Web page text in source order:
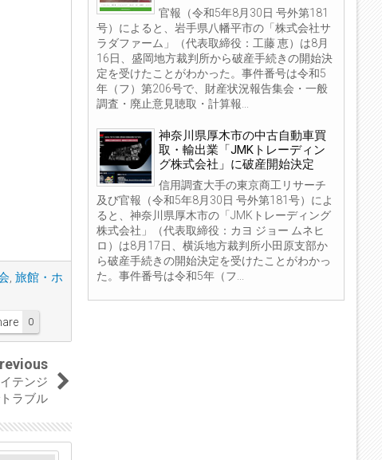
, 旅館・ホ
0
テンジ
ラブル
官報（令和5年8月30日 号外第181
号）によると、岩手県八幡平市の「株式会社サ
ラダファーム」（代表取締役：工藤 恵）は8月
16日、盛岡地方裁判所から破産手続きの開始決
定を受けたことがわかった。事件番号は令和5
年（フ）第206号で、財産状況報告集会・一般
調査・廃止意見聴取・計算報...
神奈川県厚木市の中古自動車買
取・輸出業「JMKトレーディン
グ株式会社」に破産開始決定
信用調査大手の東京商工リサーチ
及び官報（令和5年8月30日 号外第181号）によ
ると、神奈川県厚木市の「JMKトレーディング
株式会社」（代表取締役：カヨ ジョー ムネヒ
ロ）は8月17日、横浜地方裁判所小田原支部か
ら破産手続きの開始決定を受けたことがわかっ
た。事件番号は令和5年（フ...